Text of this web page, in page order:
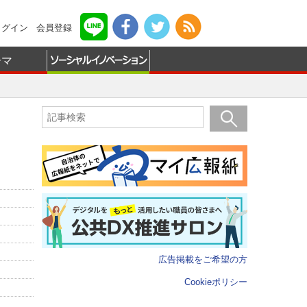
イン 会員登録
広告掲載をご希望の方
Cookieポリシー